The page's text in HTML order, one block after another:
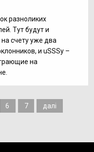
разноликих
Тут будут и
счету уже два
и uSSSy –
на
6 7 далі